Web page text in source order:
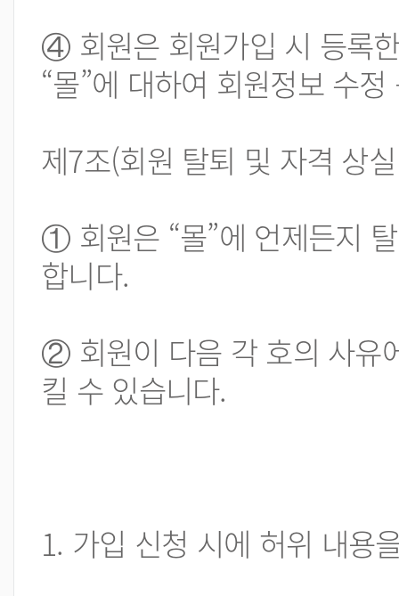
④ 회원은 회원가입 시 등록
“몰”에 대하여 회원정보 수
제7조(회원 탈퇴 및 자격 상
① 회원은 “몰”에 언제든지
합니다.
② 회원이 다음 각 호의 사유
킬 수 있습니다.
1. 가입 신청 시에 허위 내용